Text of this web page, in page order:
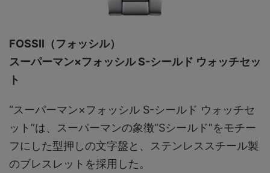
FOSSIl（フォッシル）
スーパーマン×フォッシル S-シールド ウォッチセッ
ト
“スーパーマン×フォッシル S-シールド ウォッチセ
ット”は、スーパーマンの象徴“Sシールド”をモチー
フにした型押しの文字盤と、ステンレススチール製
のブレスレットを採用した。